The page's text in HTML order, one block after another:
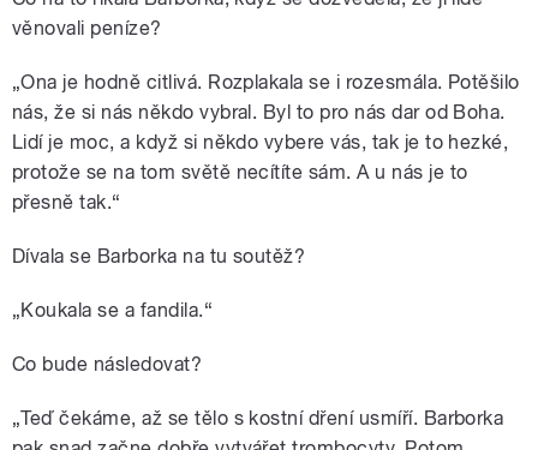
věnovali peníze?
„Ona je hodně citlivá. Rozplakala se i rozesmála. Potěšilo
nás, že si nás někdo vybral. Byl to pro nás dar od Boha.
Lidí je moc, a když si někdo vybere vás, tak je to hezké,
protože se na tom světě necítíte sám. A u nás je to
přesně tak.“
Dívala se Barborka na tu soutěž?
„Koukala se a fandila.“
Co bude následovat?
„Teď čekáme, až se tělo s kostní dření usmíří. Barborka